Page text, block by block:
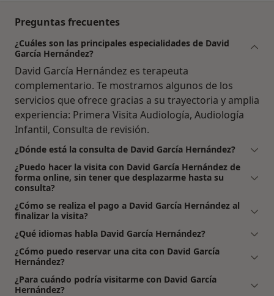
Preguntas frecuentes
¿Cuáles son las principales especialidades de David
García Hernández?
David García Hernández es terapeuta
complementario. Te mostramos algunos de los
servicios que ofrece gracias a su trayectoria y amplia
experiencia: Primera Visita Audiología, Audiología
Infantil, Consulta de revisión.
¿Dónde está la consulta de David García Hernández?
¿Puedo hacer la visita con David García Hernández de
forma online, sin tener que desplazarme hasta su
consulta?
¿Cómo se realiza el pago a David García Hernández al
finalizar la visita?
¿Qué idiomas habla David García Hernández?
¿Cómo puedo reservar una cita con David García
Hernández?
¿Para cuándo podría visitarme con David García
Hernández?